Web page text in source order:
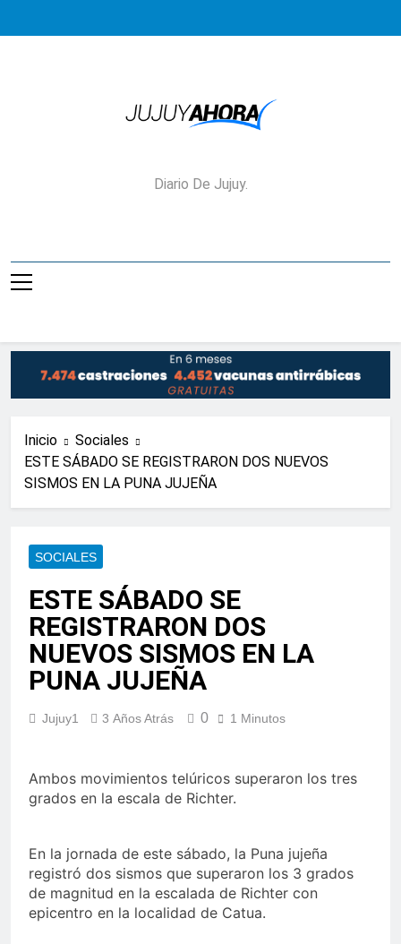
Jujuy Ahora!
Diario De Jujuy.
Inicio
Sociales
ESTE SÁBADO SE REGISTRARON DOS NUEVOS
SISMOS EN LA PUNA JUJEÑA
SOCIALES
ESTE SÁBADO SE
REGISTRARON DOS
NUEVOS SISMOS EN LA
PUNA JUJEÑA
Jujuy1 3 Años Atrás 0 1 Minutos
Ambos movimientos telúricos superaron los tres
grados en la escala de Richter.
En la jornada de este sábado, la Puna jujeña
registró dos sismos que superaron los 3 grados
de magnitud en la escalada de Richter con
epicentro en la localidad de Catua.